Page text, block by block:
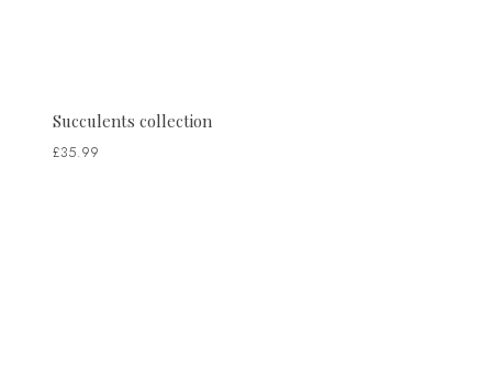
Succulents collection
£35.99